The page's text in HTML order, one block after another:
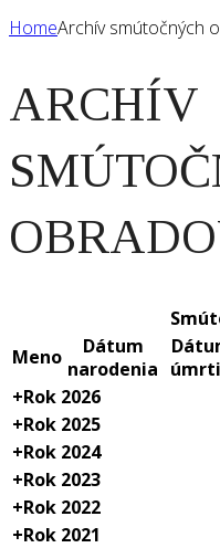
HomeArchív smútočných
ARCHÍV
Meno
Dátum
narodenia
+Rok 2026
+Rok 2025
+Rok 2024
+Rok 2023
+Rok 2022
+Rok 2021